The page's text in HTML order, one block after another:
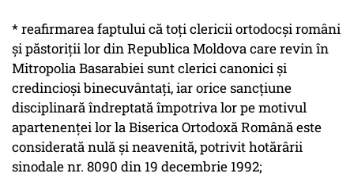
* reafirmarea faptului că toţi clericii ortodocşi români
şi păstoriţii lor din Republica Moldova care revin în
Mitropolia Basarabiei sunt clerici canonici şi
credincioşi binecuvântaţi, iar orice sancţiune
disciplinară îndreptată împotriva lor pe motivul
apartenenţei lor la Biserica Ortodoxă Română este
considerată nulă şi neavenită, potrivit hotărârii
sinodale nr. 8090 din 19 decembrie 1992;